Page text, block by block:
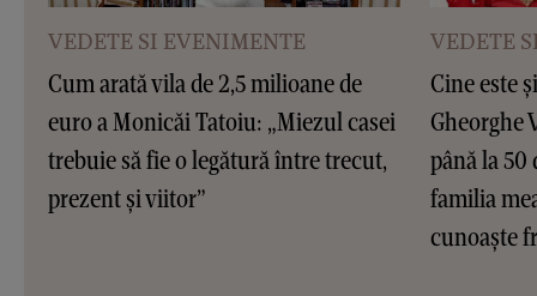
VEDETE SI EVENIMENTE
Cum arată vila de 2,5 milioane de
euro a Monicăi Tatoiu: „Miezul casei
trebuie să fie o legătură între trecut,
prezent și viitor”
VEDETE
Cine este
Gheorghe
până la 50
familia
cunoaște